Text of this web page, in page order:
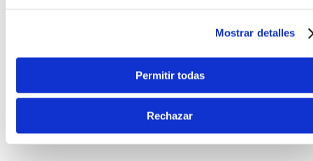
Mostrar detalles
Permitir todas
Rechazar
fabricadas siguiendo las instrucciones de los
maderas.
Este modelo ha sido diseñado en concreto por Alex
Acuña. Tiene una máxima respuesta en timbales y
plato. Madera de nogal con acabado rojo.